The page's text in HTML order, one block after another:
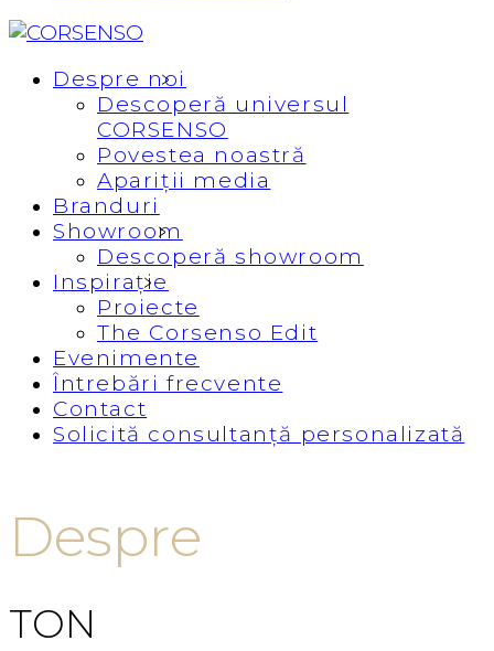
Despre noi
Descoperă universul
CORSENSO
Povestea noastră
Apariții media
Branduri
Showroom
Descoperă showroom
Inspirație
Proiecte
The Corsenso Edit
Evenimente
Întrebări frecvente
Contact
Solicită consultanță personalizată
Despre
TON